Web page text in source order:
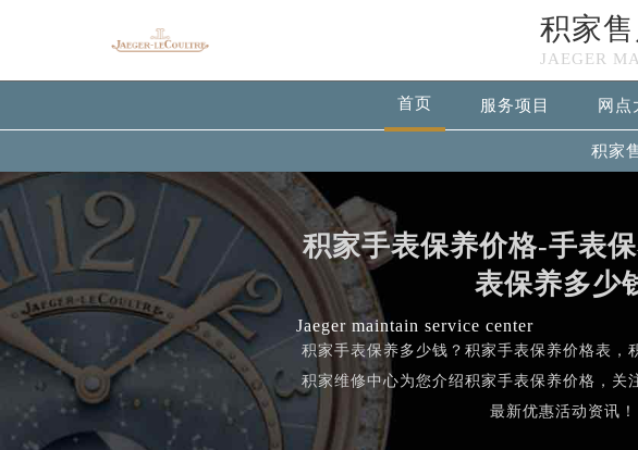
积家
JAEGER
首页 服务项目 网点
积家
积家手表保养价格-手表
表保养多少
Jaeger maintain service center
积家手表保养多少钱？积家手表保养价格表，
积家维修中心为您介绍积家手表保养价格，关
最新优惠活动资讯！